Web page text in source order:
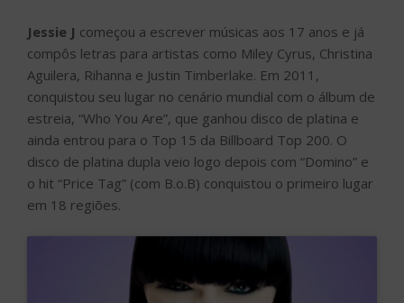
Jessie J começou a escrever músicas aos 17 anos e já
compôs letras para artistas como Miley Cyrus, Christina
Aguilera, Rihanna e Justin Timberlake. Em 2011,
conquistou seu lugar no cenário mundial com o álbum de
estreia, “Who You Are”, que ganhou disco de platina e
ainda entrou para o Top 15 da Billboard Top 200. O
disco de platina dupla veio logo depois com “Domino” e
o hit “Price Tag” (com B.o.B) conquistou o primeiro lugar
em 18 regiões.